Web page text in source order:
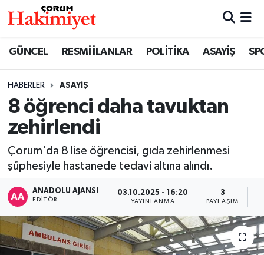
GÜNCEL RESMİ İLANLAR POLİTİKA ASAYİŞ
HABERLER ASAYİŞ
8 öğrenci daha tavuktan
zehirlendi
Çorum'da 8 lise öğrencisi, gıda zehirlenmesi
şüphesiyle hastanede tedavi altına alındı.
ANADOLU AJANSI
EDITÖR
03.10.2025 - 16:20
YAYINLANMA
3
PAYLAŞIM
SAĞLIK
ASAYİŞ
EKONOMİ
GÜNCEL
AKTÜEL
Nöbetçi Eczaneler
Çorum Namaz Vakitleri
Trafik Durumu
Süper Lig Puan Durumu ve Fikstür
Tüm Manşetler
Son Dakika Haberleri